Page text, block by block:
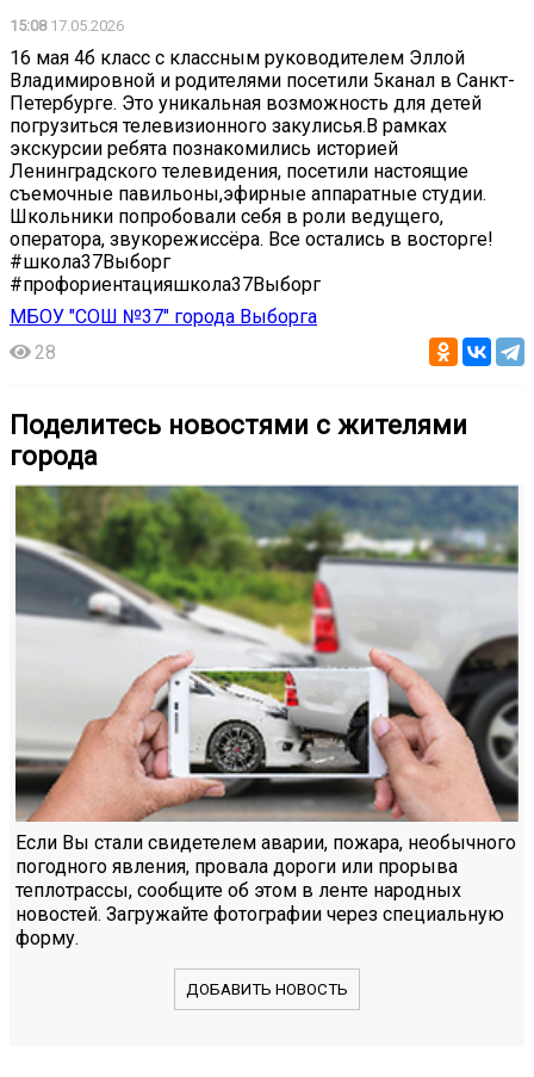
15:0817.05.2026
16 мая 4б класс с классным руководителем Эллой
Владимировной и родителями посетили 5канал в Санкт-
Петербурге. Это уникальная возможность для детей
погрузиться телевизионного закулисья.В рамках
экскурсии ребята познакомились историей
Ленинградского телевидения, посетили настоящие
съемочные павильоны,эфирные аппаратные студии.
Школьники попробовали себя в роли ведущего,
оператора, звукорежиссёра. Все остались в восторге!
#школа37Выборг
#профориентацияшкола37Выборг
МБОУ "СОШ №37" города Выборга
28
Поделитесь новостями с жителями
города
Если Вы стали свидетелем аварии, пожара, необычного
погодного явления, провала дороги или прорыва
теплотрассы, сообщите об этом в ленте народных
новостей. Загружайте фотографии через специальную
форму.
ДОБАВИТЬ НОВОСТЬ